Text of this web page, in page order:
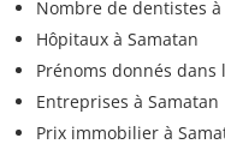
Nombre de dentistes à
Hôpitaux à Samatan
Prénoms donnés dans
Entreprises à Samatan
Prix immobilier à